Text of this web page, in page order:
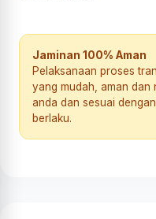
Jaminan 100% Aman
Pelaksanaan proses
yang mudah, aman dan
anda dan sesuai
berlaku.